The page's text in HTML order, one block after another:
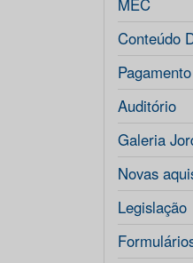
MEC
Conteúdo
Auditório
Galeria
Novas
Legislação